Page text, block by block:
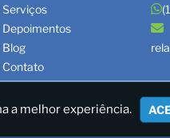
Serviços
Depoimentos
Blog
Contato
DE RESÍDUOS/LAUDOS
a melhor experiência.